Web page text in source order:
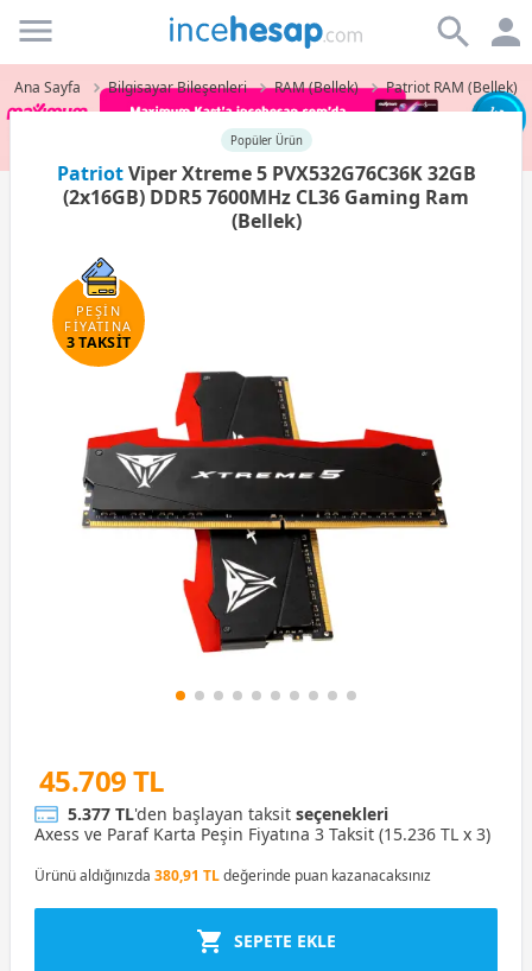
Incehesap
Ana Sayfa Bilgisayar Bileşenleri RAM (Bellek) Patriot RAM (Bellek)
Popüler Ürün
PatriotViper Xtreme 5 PVX532G76C36K 32GB
(2x16GB) DDR5 7600MHz CL36 Gaming Ram
(Bellek)
PEŞİN
FİYATINA
3 TAKSİT
45.709 TL
5.377 TL'den başlayan taksit seçenekleri
Axess ve Paraf Karta Peşin Fiyatına 3 Taksit (15.236 TL x 3)
Ürünü aldığınızda 380,91 TLdeğerinde puan kazanacaksınız
SEPETE EKLE